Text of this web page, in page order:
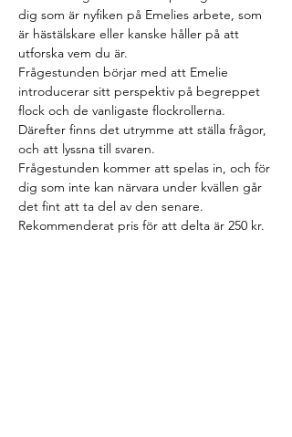
dig som är nyfiken på Emelies arbete, som
är hästälskare eller kanske håller på att
utforska vem du är.
Frågestunden börjar med att Emelie
introducerar sitt perspektiv på begreppet
flock och de vanligaste flockrollerna.
Därefter finns det utrymme att ställa frågor,
och att lyssna till svaren.
Frågestunden kommer att spelas in, och för
dig som inte kan närvara under kvällen går
det fint att ta del av den senare.
Rekommenderat pris för att delta är 250 kr.